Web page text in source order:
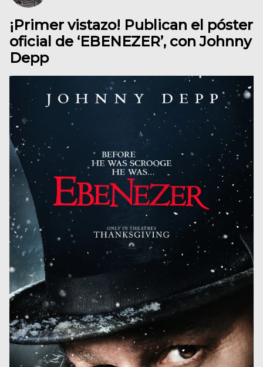
¡Primer vistazo! Publican el póster
oficial de ‘EBENEZER’, con Johnny
Depp